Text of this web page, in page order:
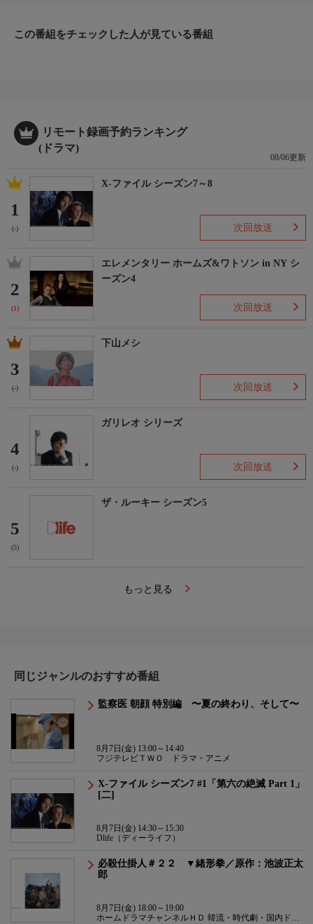
ラックジャック』とも称される、大ヒット医療ミステリードラ
とステイシーとの距離は急激に縮まっていき、2人は一線を越え
てしまう。夫との間で心ゆれるステイシーに選択を迫るハウスだ
が、ステイシーの夫につめよられ、複雑な心境に陥る。ステイシ
ーの出した答えに、ハウスは意外な反応をみせる。
この番組をチェックした人が見ている番組
リモート録画予約ランキング
(ドラマ)
08/06更新
1
(-)
X-ファイル シーズン7～8
次回放送
2
(1)
エレメンタリー ホームズ&ワトソン in NY シ
ーズン4
次回放送
3
(-)
下山メシ
次回放送
4
(-)
ガリレオ シリーズ
次回放送
5
(5)
ザ・ルーキー シーズン5
もっと見る
同じジャンルのおすすめ番組
監察医 朝顔 特別編 〜夏の終わり、そして〜
8月7日(金) 13:00～14:40
フジテレビＴＷＯ ドラマ・アニメ
X-ファイル シーズン7 #1「第六の絶滅 Part 1」
[二]
8月7日(金) 14:30～15:30
Dlife（ディーライフ）
必殺仕掛人＃２２ ▼緒形拳／原作：池波正太
郎
8月7日(金) 18:00～19:00
ホームドラマチャンネルＨＤ 韓流・時代劇・国内ドラ